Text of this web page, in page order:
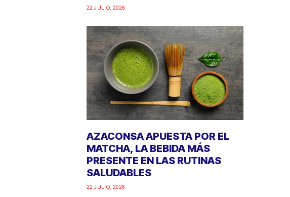
22 JULIO, 2026
AZACONSA APUESTA POR EL
MATCHA, LA BEBIDA MÁS
PRESENTE EN LAS RUTINAS
SALUDABLES
22 JULIO, 2026